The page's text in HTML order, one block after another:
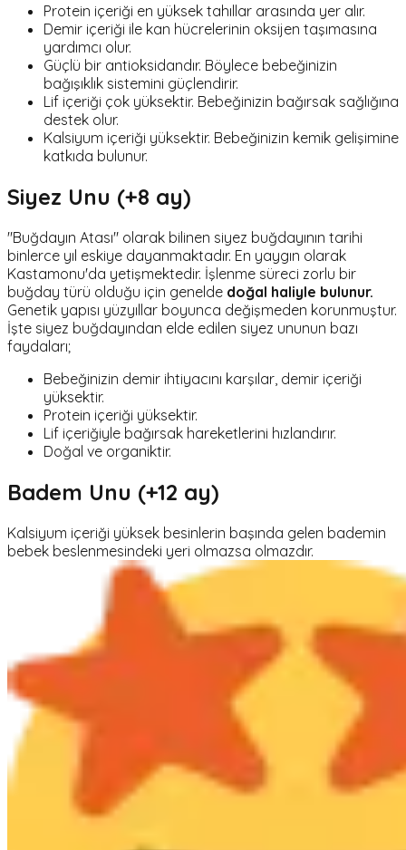
Protein içeriği en yüksek tahıllar arasında yer alır.
Demir içeriği ile kan hücrelerinin oksijen taşımasına
yardımcı olur.
Güçlü bir antioksidandır. Böylece bebeğinizin
bağışıklık sistemini güçlendirir.
Lif içeriği çok yüksektir. Bebeğinizin bağırsak sağlığına
destek olur.
Kalsiyum içeriği yüksektir. Bebeğinizin kemik gelişimine
katkıda bulunur.
Siyez Unu (+8 ay)
"Buğdayın Atası" olarak bilinen siyez buğdayının tarihi
binlerce yıl eskiye dayanmaktadır. En yaygın olarak
Kastamonu'da yetişmektedir. İşlenme süreci zorlu bir
buğday türü olduğu için genelde doğal haliyle bulunur.
Genetik yapısı yüzyıllar boyunca değişmeden korunmuştur.
İşte siyez buğdayından elde edilen siyez ununun bazı
faydaları;
Bebeğinizin demir ihtiyacını karşılar, demir içeriği
yüksektir.
Protein içeriği yüksektir.
Lif içeriğiyle bağırsak hareketlerini hızlandırır.
Doğal ve organiktir.
Badem Unu (+12 ay)
Kalsiyum içeriği yüksek besinlerin başında gelen bademin
bebek beslenmesindeki yeri olmazsa olmazdır.